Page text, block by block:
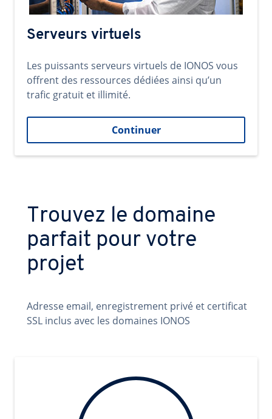
Serveurs virtuels
Les puissants serveurs virtuels de IONOS vous
offrent des ressources dédiées ainsi qu’un
trafic gratuit et illimité.
Continuer
Trouvez le domaine
parfait pour votre
projet
Adresse email, enregistrement privé et certificat
SSL inclus avec les domaines IONOS